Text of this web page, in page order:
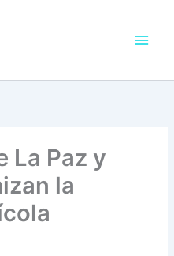
La Paz y
la